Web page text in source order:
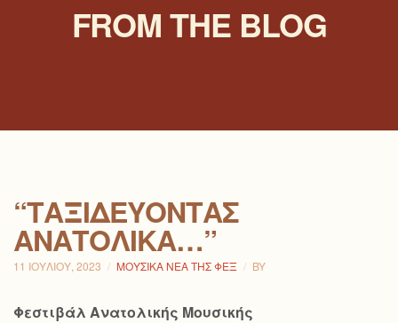
FROM THE BLOG
“ΤΑΞΙΔΕΎΟΝΤΑΣ
ΑΝΑΤΟΛΙΚΆ…”
11 ΙΟΥΛΊΟΥ, 2023 ΜΟΥΣΙΚΆ ΝΈΑ ΤΗΣ ΦΕΞ BY
Φεστιβάλ Ανατολικής Μουσικής